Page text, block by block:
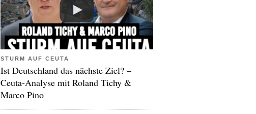
STURM AUF CEUTA
Ist Deutschland das nächste Ziel? –
Ceuta-Analyse mit Roland Tichy &
Marco Pino